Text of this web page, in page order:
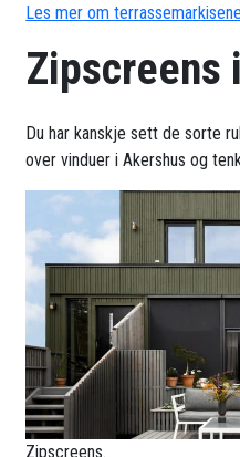
Les mer om
Zipscreens
Du har kanskje sett de sorte
over vinduer i Akershus og
Zipscreens.